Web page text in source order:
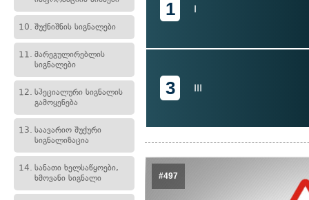
10. შუქნიშნის სიგნალები
11. მარეგულირებლის
სიგნალები
12. სპეციალური სიგნალის
გამოყენება
13. საავარიო შუქური
სიგნალიზაცია
14. სანათი ხელსაწყოები,
ხმოვანი სიგნალი
1 I
3 III
#497